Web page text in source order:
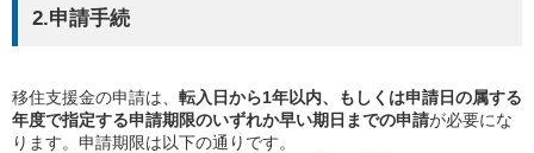
2.申請手続
移住支援金の申請は、 転入日から1年以内、もしくは申請日の属する
年度で指定する申請期限のいずれか早い期日までの申請が必要にな
ります。申請期限は以下の通りです。